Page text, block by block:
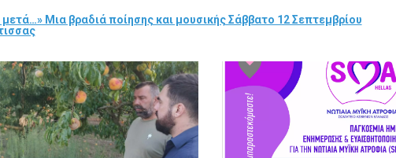
Μια βραδιά ποίησης και μουσικής Σάββατο 12 Σεπτεμβρίου